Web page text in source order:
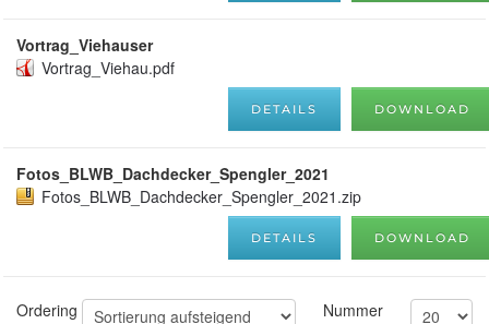
Vortrag_Viehauser
Vortrag_Viehau.pdf
DOWNLOAD
DETAILS
Fotos_BLWB_Dachdecker_Spengler_2021
Fotos_BLWB_Dachdecker_Spengler_2021.zip
DOWNLOAD
DETAILS
Ordering
Nummer